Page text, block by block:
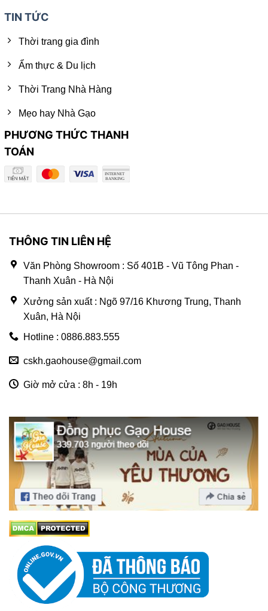
TIN TỨC
Thời trang gia đình
Ẩm thực & Du lịch
Thời Trang Nhà Hàng
Mẹo hay Nhà Gạo
PHƯƠNG THỨC THANH
TOÁN
THÔNG TIN LIÊN HỆ
Văn Phòng Showroom : Số 401B - Vũ Tông Phan -
Thanh Xuân - Hà Nội
Xưởng sản xuất : Ngõ 97/16 Khương Trung, Thanh
Xuân, Hà Nội
Hotline : 0886.883.555
cskh.gaohouse@gmail.com
Giờ mở cửa : 8h - 19h